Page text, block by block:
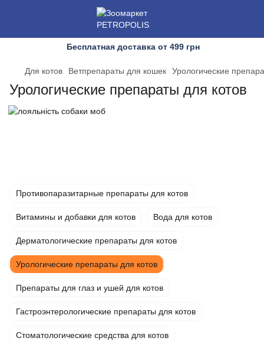
Бесплатная доставка от 499 грн
Для котов Ветпрепараты для кошек Урологические
Урологические препараты для котов
Противопаразитарные препараты для котов
Витамины и добавки для котов Вода для котов
Дерматологические препараты для котов
Урологические препараты для котов
Препараты для глаз и ушей для котов
Гастроэнтерологические препараты для котов
Стоматологические средства для котов